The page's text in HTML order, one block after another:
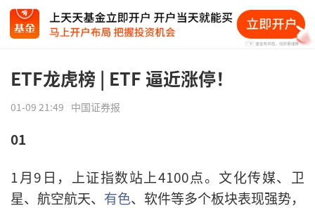
ETF龙虎榜 | ETF 逼近涨停！
01-09 21:49 中国证券报
01
1月9日，上证指数站上4100点。文化传媒、卫
星、航空航天、 有色、软件等多个板块表现强势，